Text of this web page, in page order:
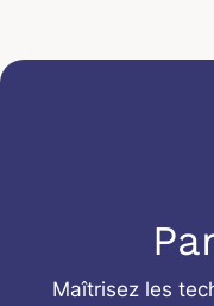
Maîtrisez les